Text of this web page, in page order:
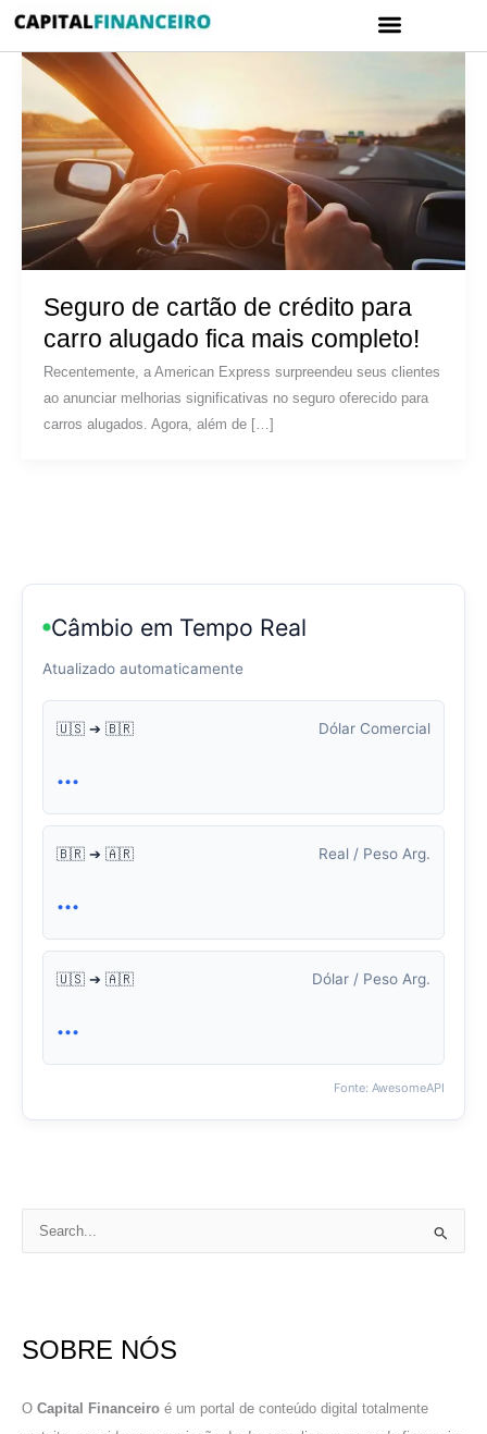
Menu
Seguro de cartão de crédito para
carro alugado fica mais completo!
Recentemente, a American Express surpreendeu seus clientes
ao anunciar melhorias significativas no seguro oferecido para
carros alugados. Agora, além de […]
Câmbio em Tempo Real
Atualizado automaticamente
🇺🇸 ➔ 🇧🇷 Dólar Comercial
...
🇧🇷 ➔ 🇦🇷 Real / Peso Arg.
...
🇺🇸 ➔ 🇦🇷 Dólar / Peso Arg.
...
Fonte: AwesomeAPI
u
s
SOBRE NÓS
OCapital Financeiro é um portal de conteúdo digital totalmente